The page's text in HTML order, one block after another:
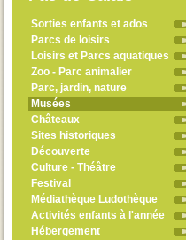
Sorties enfants et ados
Parcs de loisirs
Loisirs et Parcs aquatiques
Zoo - Parc animalier
Parc, jardin, nature
Musées
Châteaux
Sites historiques
Découverte
Culture - Théâtre
Festival
Médiathèque Ludothèque
Activités enfants à l'année
Hébergement